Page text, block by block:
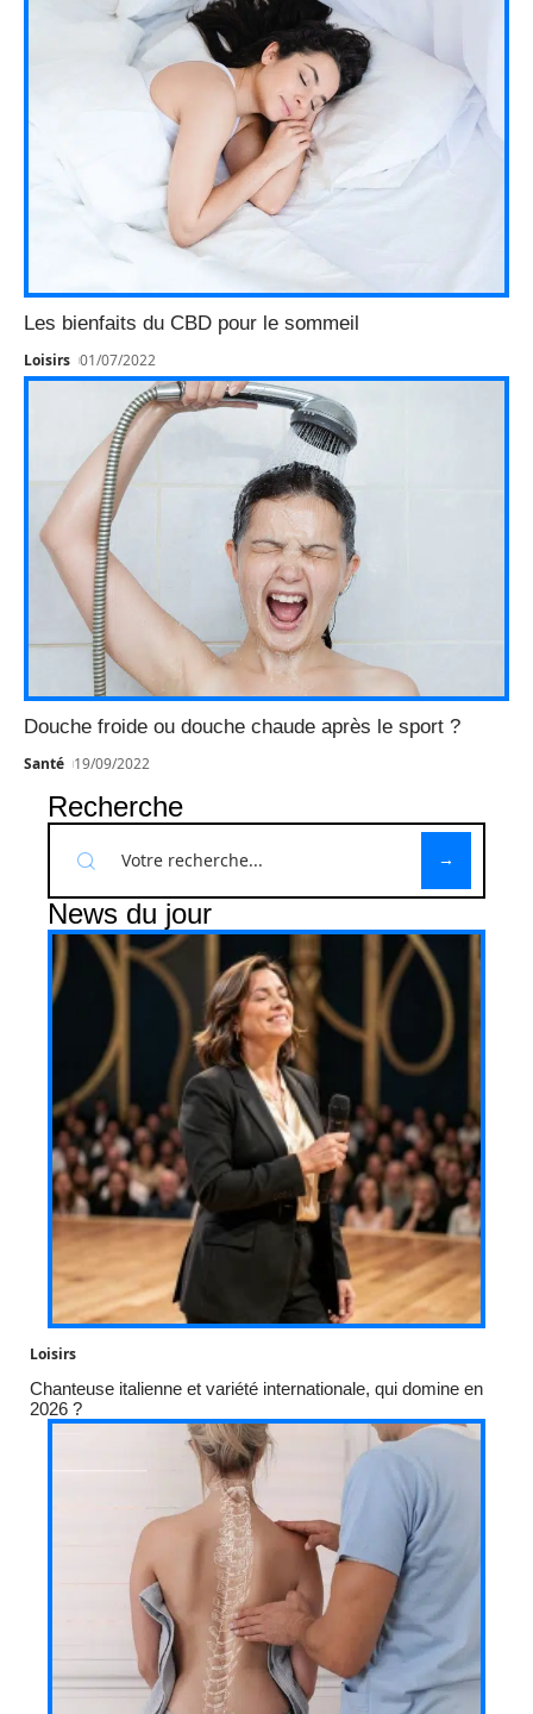
Les bienfaits du CBD pour le sommeil
Loisirs 01/07/2022
Douche froide ou douche chaude après le sport ?
Santé 19/09/2022
Recherche
News du jour
Loisirs
Chanteuse italienne et variété internationale, qui domine en
2026 ?